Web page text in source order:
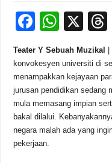
F
c
e
b
o
o
W
at
s
A
p
p
X
Teater Y Sebuah Muzikal |
konvokesyen universiti di
menampakkan kejayaan
jurusan pendidikan sedang
mula memasang impian
bakal dilalui.
negara malah ada yang
pekerjaan.